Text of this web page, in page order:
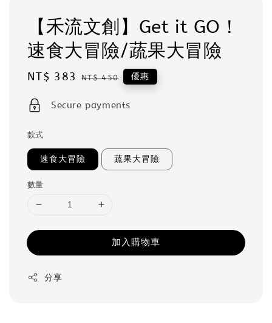
【禾流文創】Get it GO！
速食大冒險/蔬果大冒險
Sale
NT$ 383 Regular
NT$ 450 優惠
Secure payments
款式
速食大冒險 蔬果大冒險
數量
加入購物車
分享